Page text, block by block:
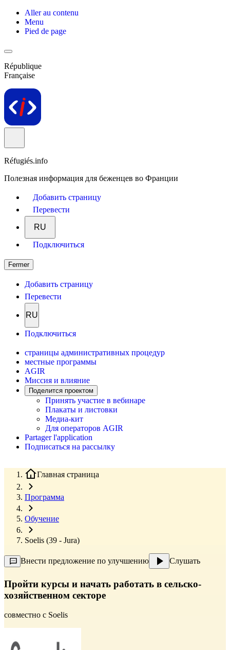
Aller au contenu
Menu
Pied de page
République
Française
Réfugiés.info
Полезная информация для беженцев во Франции
Добавить страницу
Перевести
RU
Подключиться
Fermer
Добавить страницу
Перевести
RU
Подключиться
страницы административных процедур
местные программы
AGIR
Миссия и влияние
Поделится проектом
Принять участие в вебинаре
Плакаты и листовки
Медиа-кит
Для операторов AGIR
Partager l'application
Подписаться на рассылку
Главная страница
Программа
Обучение
Soelis (39 - Jura)
Внести предложение по улучшению Слушать
Пройти курсы и начать работать в сельско-
хозяйственном секторе
совместно с Soelis